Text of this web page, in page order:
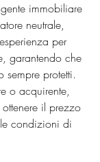
immobiliare
neutrale,
per
garantendo che
sempre protetti.
o acquirente,
il prezzo
condizioni di